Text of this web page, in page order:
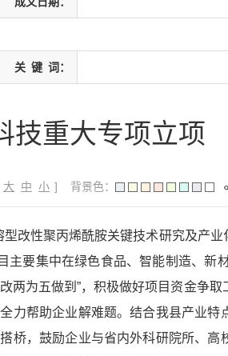
关 键 词：
技重大专项立项
大 中 小 ] 背景色：
改性聚丙烯酰胺关键技术研究及产业
要集中在绿色食品、智能制造、新
两为五做到”，积极做好项目资金争
力帮助企业解难题。结合我县产业特
桥，鼓励企业与省内外科研院所、高